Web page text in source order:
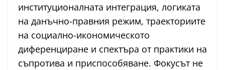
институционалната интеграция, логиката
на данъчно-правния режим, траекториите
на социално-икономическото
диференциране и спектъра от практики на
съпротива и приспособяване. Фокусът не